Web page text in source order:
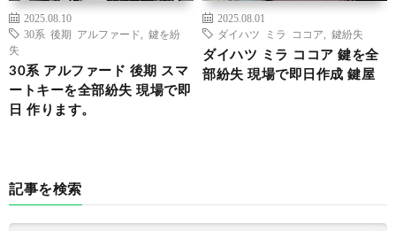
2025.08.10
30系 後期 アルファード
鍵を紛
失
30系 アルファード 後期 スマ
ートキーを全部紛失 現場で即
日 作ります。
2025.08.01
ダイハツ ミラ ココア
鍵紛失
ダイハツ ミラ ココア 鍵を全
部紛失 現場で即日作成 鍵屋
記事を検索